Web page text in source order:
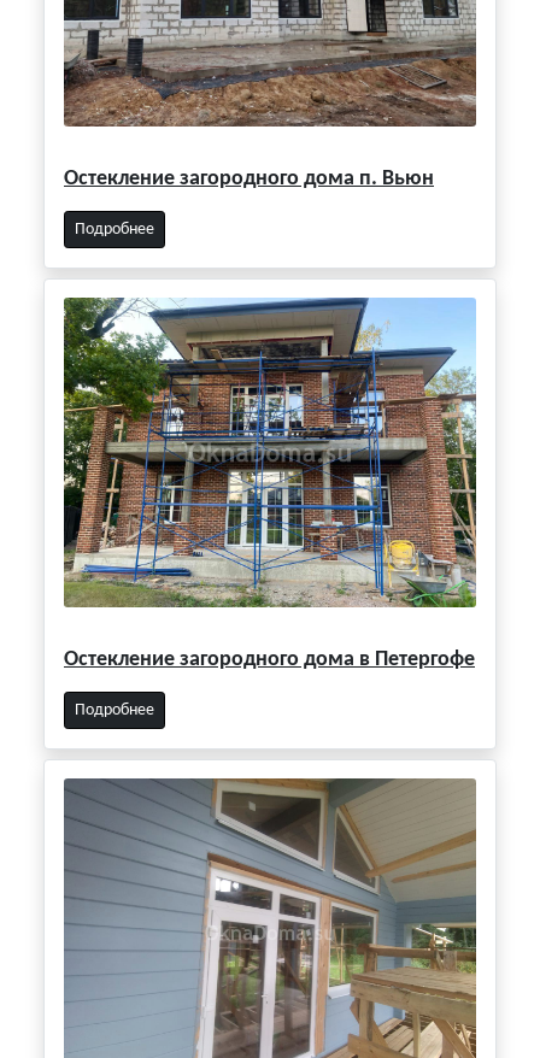
Остекление загородного дома п. Вьюн
Подробнее
Остекление загородного дома в Петергофе
Подробнее